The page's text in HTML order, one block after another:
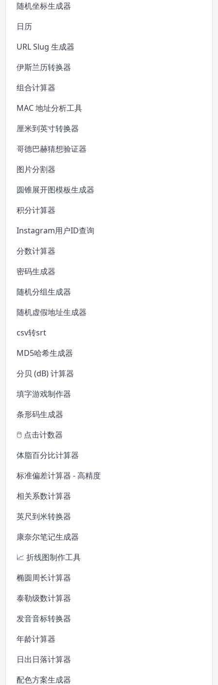
随机坐标生成器
日历
URL Slug 生成器
伊斯兰历转换器
组合计算器
MAC 地址分析工具
厘米到英寸转换器
哥德巴赫猜想验证器
图片分割器
圆锥展开图模板生成器
积分计算器
Instagram用户ID查询
分数计算器
密码生成器
随机分组生成器
随机虚假地址生成器
csv转srt
MD5哈希生成器
分贝 (dB) 计算器
填字游戏制作器
条形码生成器
🖱️ 点击计数器
体脂百分比计算器
标准偏差计算器 - 高精度
相关系数计算器
英尺到米转换器
康奈尔笔记生成器
📈 折线图制作工具
椭圆周长计算器
泰勒级数计算器
发音音标转换器
年龄计算器
日出日落计算器
配色方案生成器